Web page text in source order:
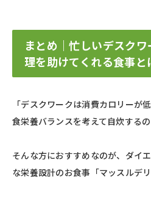
まとめ｜忙しいデスク
理を助けてくれる食事と
「デスクワークは消費カロリーが
食栄養バランスを考えて自炊する
そんな方におすすめなのが、ダイ
な栄養設計のお食事「マッスルデリ